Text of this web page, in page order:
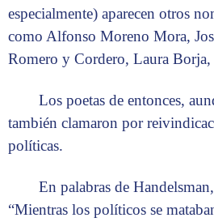
especialmente) aparecen otros
como Alfonso Moreno Mora,
Romero y Cordero, Laura
Los poetas de entonces,
también clamaron por
políticas.
En palabras de
“Mientras los políticos se